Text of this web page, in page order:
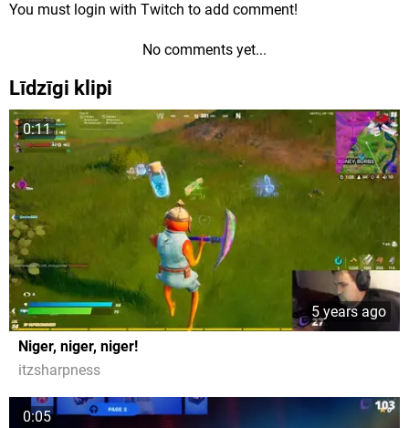
You must login with Twitch to add comment!
No comments yet...
Līdzīgi klipi
0:11
5 years ago
Niger, niger, niger!
itzsharpness
0:05